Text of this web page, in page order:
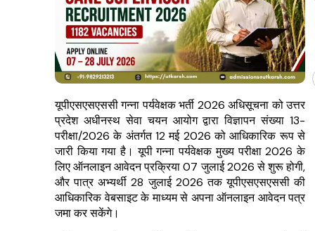
यूपीएसएसएससी गन्ना पर्यवेक्षक भर्ती 2026 अधिसूचना को उत्तर
प्रदेश अधीनस्थ सेवा चयन आयोग द्वारा विज्ञापन संख्या 13-
परीक्षा/2026 के अंतर्गत 12 मई 2026 को आधिकारिक रूप से
जारी किया गया है। यूपी गन्ना पर्यवेक्षक मुख्य परीक्षा 2026 के
लिए ऑनलाइन आवेदन प्रक्रिया 07 जुलाई 2026 से शुरू होगी,
और पात्र अभ्यर्थी 28 जुलाई 2026 तक यूपीएसएसएससी की
आधिकारिक वेबसाइट के माध्यम से अपना ऑनलाइन आवेदन पत्र
जमा कर सकेंगे।